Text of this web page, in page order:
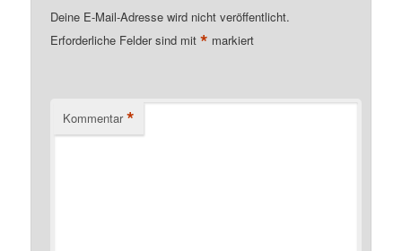
Deine E-Mail-Adresse wird nicht veröffentlicht.
Erforderliche Felder sind mit* markiert
Kommentar *